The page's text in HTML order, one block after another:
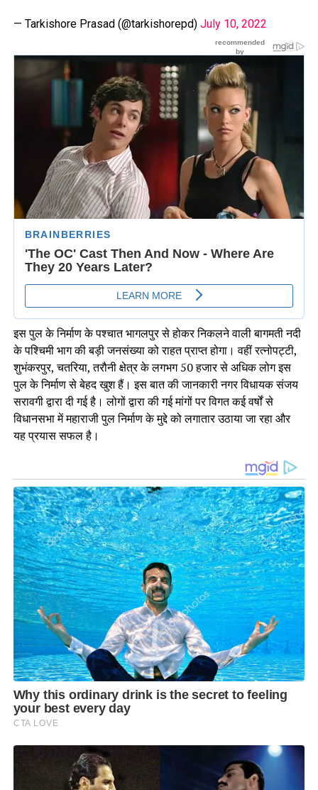
— Tarkishore Prasad (@tarkishorepd) July 10, 2022
इस पुल के निर्माण के पश्चात भागलपुर से होकर निकलने वाली बागमती नदी
के पश्चिमी भाग की बड़ी जनसंख्या को राहत प्राप्त होगा। वहीं रत्नोपट्टी,
शुभंकरपुर, चतरिया, तरौनी क्षेत्र के लगभग 50 हजार से अधिक लोग इस
पुल के निर्माण से बेहद खुश हैं। इस बात की जानकारी नगर विधायक संजय
सरावगी द्वारा दी गई है। लोगों द्वारा की गई मांगों पर विगत कई वर्षों से
विधानसभा में महाराजी पुल निर्माण के मुद्दे को लगातार उठाया जा रहा और
यह प्रयास सफल है।